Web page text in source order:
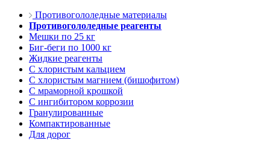
Противогололедные материалы
Противогололедные реагенты
Мешки по 25 кг
Биг-беги по 1000 кг
Жидкие реагенты
С хлористым кальцием
С хлористым магнием (бишофитом)
С мраморной крошкой
С ингибитором коррозии
Гранулированные
Компактированные
Для дорог